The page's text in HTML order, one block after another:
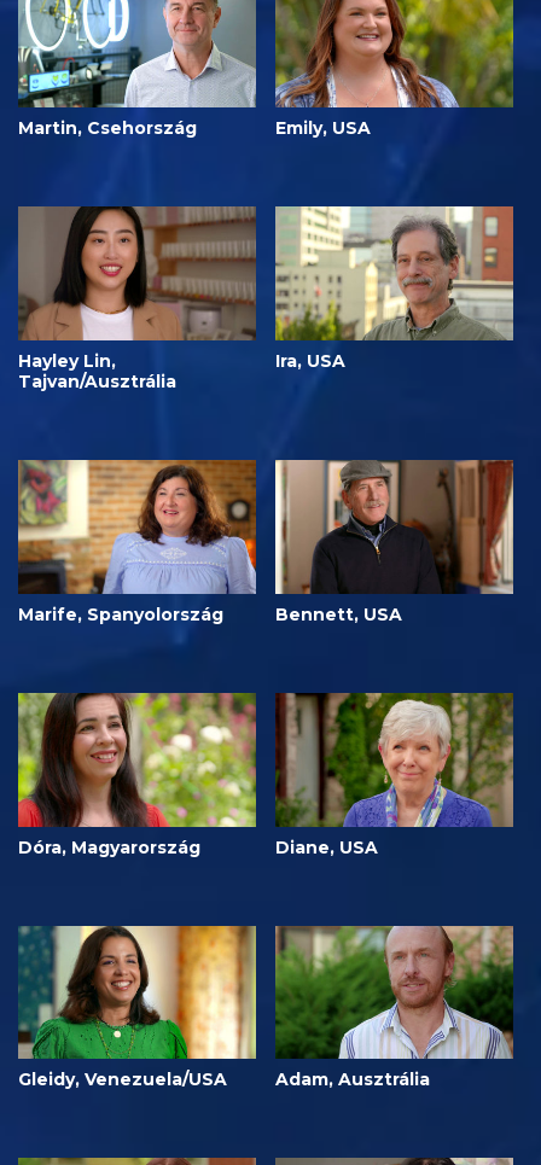
Martin, Csehország Emily, USA
Hayley Lin,
Tajvan/Ausztrália
Ira, USA
Marife, Spanyolország Bennett, USA
Dóra, Magyarország Diane, USA
Gleidy, Venezuela/USA Adam, Ausztrália